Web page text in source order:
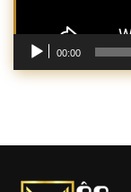
00:00